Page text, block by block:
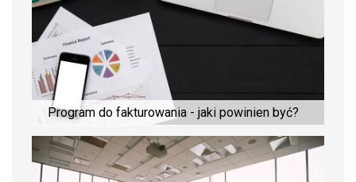
Program do fakturowania - jaki powinien być?